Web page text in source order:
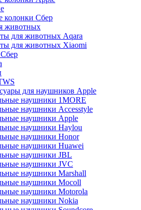
колонки Сбер
животных
для животных Aqara
для животных Xiaomi
для наушников Apple
наушники 1MORE
наушники Accesstyle
наушники Apple
наушники Haylou
наушники Honor
наушники Huawei
наушники JBL
наушники JVC
наушники Marshall
наушники Mocoll
наушники Motorola
наушники Nokia